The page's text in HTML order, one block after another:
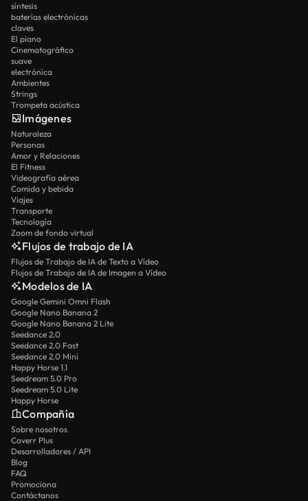
síntesis
baterías electrónicas
claves
El piano
Cinematográfico
suave
electrónica
Ambientes
Strings
Trompeta acústica
Imágenes
Naturaleza
Personas
Amor y Relaciones
El Fitness
Videografía aérea
Comida y bebida
Viajes
Transporte
Tecnología
Zoom de fondo virtual
Flujos de trabajo de IA
Flujos de Trabajo de IA de Texto a Vídeo
Flujos de Trabajo de IA de Imagen a Vídeo
Modelos de IA
Google Gemini Omni Flash
Google Nano Banana 2
Google Nano Banana 2 Lite
Seedance 2.0
Seedance 2.0 Fast
Seedance 2.0 Mini
Happy Horse 1.1
Seedream 5.0 Pro
Seedream 5.0 Lite
Happy Horse
Compañía
Sobre nosotros
Coverr Plus
Desarrolladores / API
Blog
FAQ
Promociona
Contáctanos